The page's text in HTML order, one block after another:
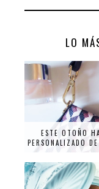
LO
ESTE OTOÑO
PERSONALIZADO